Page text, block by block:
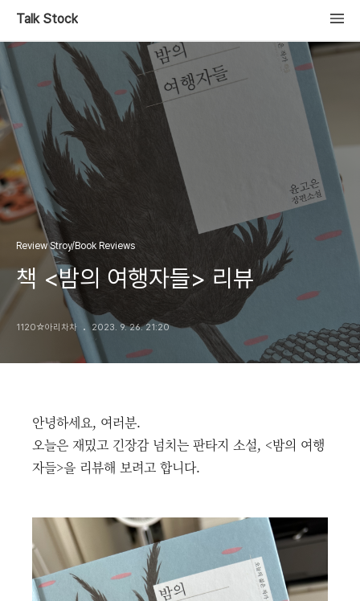
Talk Stock
Review Stroy/Book Reviews
책 <밤의 여행자들> 리뷰
1120☆아리차차 2023. 9. 26. 21:20
안녕하세요, 여러분.
오늘은 재밌고 긴장감 넘치는 판타지 소설, <밤의 여행
자들>을 리뷰해 보려고 합니다.